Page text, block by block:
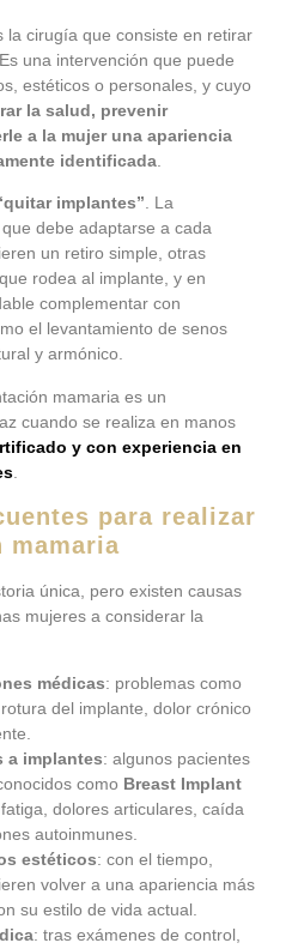
la cirugía que consiste en retirar
una intervención que puede
estéticos o personales, y cuyo
la salud, prevenir
a la mujer una apariencia
identificada
implantes” . La
debe adaptarse a cada
un retiro simple, otras
rodea al implante, y en
complementar con
el levantamiento de senos
y armónico.
mamaria es un
cuando se realiza en manos
y con experiencia en
para realizar
mamaria
única, pero existen causas
mujeres a considerar la
médicas: problemas como
del implante, dolor crónico
a implantes: algunos pacientes
como Breast Implant
dolores articulares, caída
autoinmunes.
estéticos: con el tiempo,
volver a una apariencia más
su estilo de vida actual.
: tras exámenes de control,